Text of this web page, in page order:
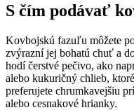
S čím podávať
Kovbojskú fazuľu môžete
zvýrazní jej bohatú chuť a
hodí čerstvé pečivo, ako
alebo kukuričný chlieb,
preferujete chrumkavejšiu
alebo cesnakové hrianky.